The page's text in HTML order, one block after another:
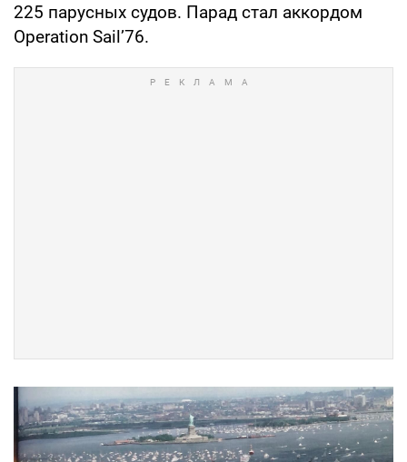
225 парусных судов. Парад стал аккордом
Operation Sail’76.